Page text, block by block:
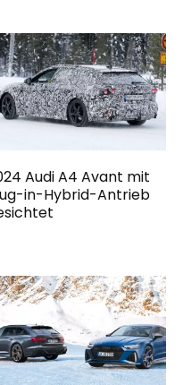
Audi A4 Avant mit
in-Hybrid-Antrieb